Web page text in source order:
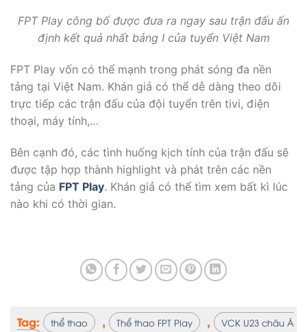
FPT Play công bố được đưa ra ngay sau trận đấu ấn
định kết quả nhất bảng I của tuyển Việt Nam
FPT Play vốn có thể mạnh trong phát sóng đa nền
tảng tại Việt Nam. Khán giả có thể dễ dàng theo dõi
trực tiếp các trận đấu của đội tuyển trên tivi, điện
thoại, máy tính,…
Bên cạnh đó, các tình huống kịch tính của trận đấu sẽ
được tập hợp thành highlight và phát trên các nền
tảng của FPT Play. Khán giả có thể tìm xem bất kì lúc
nào khi có thời gian.
Tag: thể thao , Thể thao FPT Play ,
VCK U23 châu Á